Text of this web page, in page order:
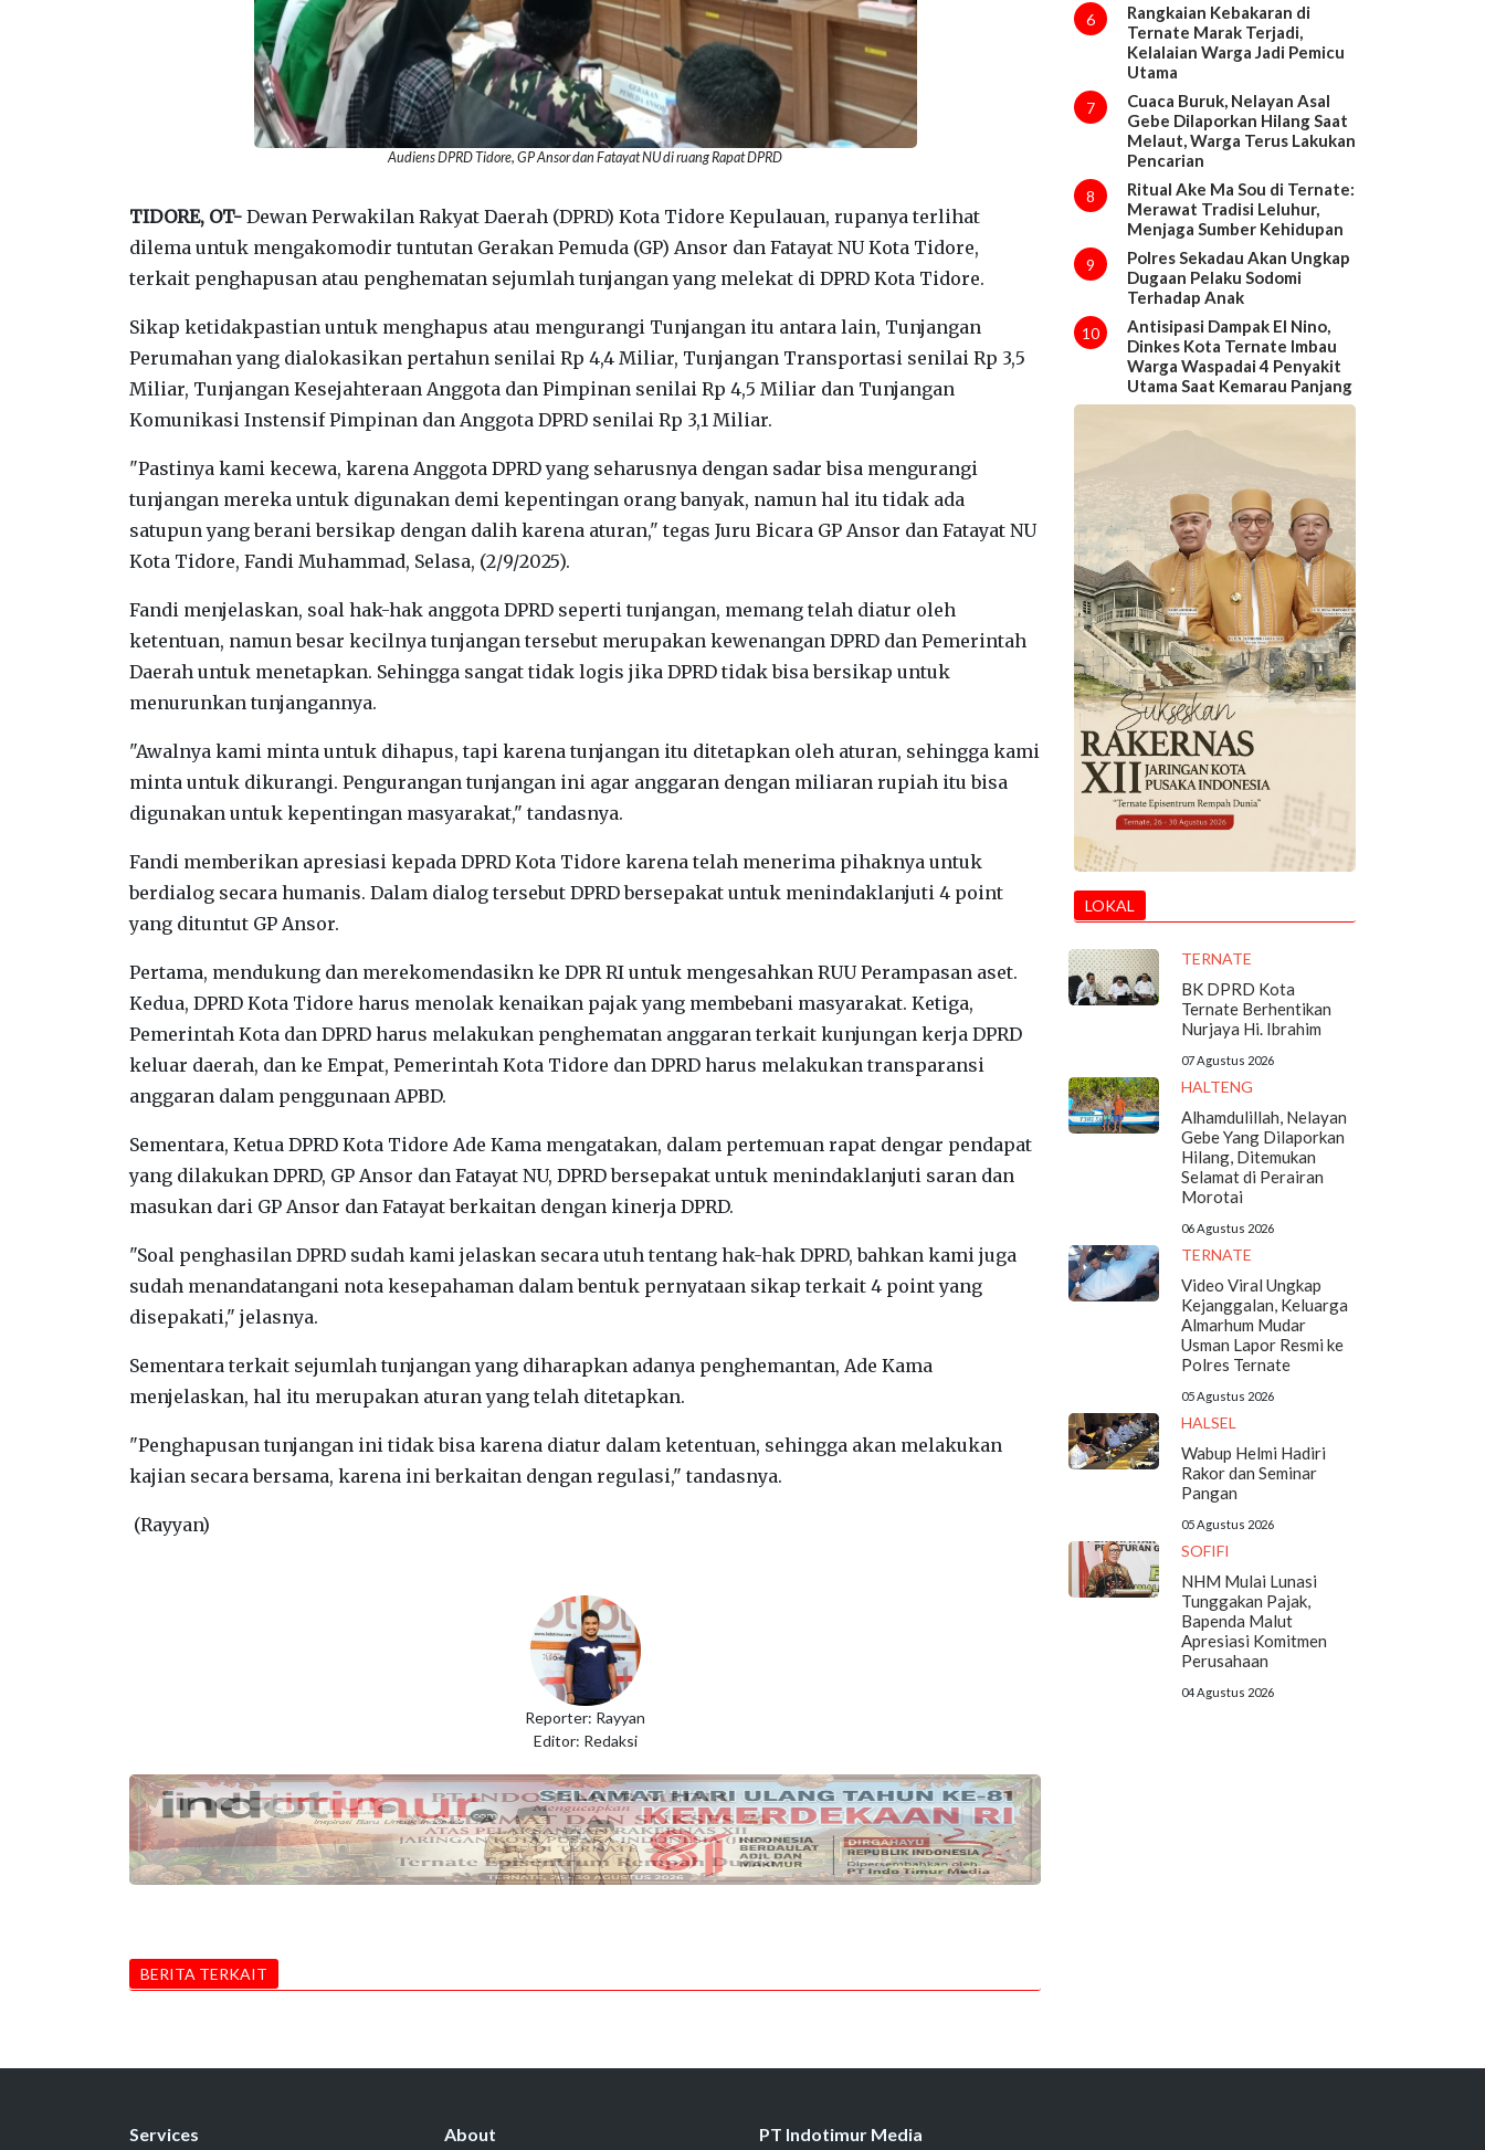
Audiens DPRD Tidore, GP Ansor dan Fatayat NU di ruang Rapat DPRD
TIDORE, OT- Dewan Perwakilan Rakyat Daerah (DPRD) Kota Tidore Kepulauan, rupanya terlihat
dilema untuk mengakomodir tuntutan Gerakan Pemuda (GP) Ansor dan Fatayat NU Kota Tidore,
terkait penghapusan atau penghematan sejumlah tunjangan yang melekat di DPRD Kota Tidore.
Sikap ketidakpastian untuk menghapus atau mengurangi Tunjangan itu antara lain, Tunjangan
Perumahan yang dialokasikan pertahun senilai Rp 4,4 Miliar, Tunjangan Transportasi senilai Rp 3,5
Miliar, Tunjangan Kesejahteraan Anggota dan Pimpinan senilai Rp 4,5 Miliar dan Tunjangan
Komunikasi Instensif Pimpinan dan Anggota DPRD senilai Rp 3,1 Miliar.
"Pastinya kami kecewa, karena Anggota DPRD yang seharusnya dengan sadar bisa mengurangi
tunjangan mereka untuk digunakan demi kepentingan orang banyak, namun hal itu tidak ada
satupun yang berani bersikap dengan dalih karena aturan," tegas Juru Bicara GP Ansor dan Fatayat NU
Kota Tidore, Fandi Muhammad, Selasa, (2/9/2025).
Fandi menjelaskan, soal hak-hak anggota DPRD seperti tunjangan, memang telah diatur oleh
ketentuan, namun besar kecilnya tunjangan tersebut merupakan kewenangan DPRD dan Pemerintah
Daerah untuk menetapkan. Sehingga sangat tidak logis jika DPRD tidak bisa bersikap untuk
menurunkan tunjangannya.
"Awalnya kami minta untuk dihapus, tapi karena tunjangan itu ditetapkan oleh aturan, sehingga kami
minta untuk dikurangi. Pengurangan tunjangan ini agar anggaran dengan miliaran rupiah itu bisa
digunakan untuk kepentingan masyarakat," tandasnya.
Fandi memberikan apresiasi kepada DPRD Kota Tidore karena telah menerima pihaknya untuk
berdialog secara humanis. Dalam dialog tersebut DPRD bersepakat untuk menindaklanjuti 4 point
yang dituntut GP Ansor.
Pertama, mendukung dan merekomendasikn ke DPR RI untuk mengesahkan RUU Perampasan aset.
Kedua, DPRD Kota Tidore harus menolak kenaikan pajak yang membebani masyarakat. Ketiga,
Pemerintah Kota dan DPRD harus melakukan penghematan anggaran terkait kunjungan kerja DPRD
keluar daerah, dan ke Empat, Pemerintah Kota Tidore dan DPRD harus melakukan transparansi
anggaran dalam penggunaan APBD.
Sementara, Ketua DPRD Kota Tidore Ade Kama mengatakan, dalam pertemuan rapat dengar pendapat
yang dilakukan DPRD, GP Ansor dan Fatayat NU, DPRD bersepakat untuk menindaklanjuti saran dan
masukan dari GP Ansor dan Fatayat berkaitan dengan kinerja DPRD.
"Soal penghasilan DPRD sudah kami jelaskan secara utuh tentang hak-hak DPRD, bahkan kami juga
sudah menandatangani nota kesepahaman dalam bentuk pernyataan sikap terkait 4 point yang
disepakati," jelasnya.
Sementara terkait sejumlah tunjangan yang diharapkan adanya penghemantan, Ade Kama
menjelaskan, hal itu merupakan aturan yang telah ditetapkan.
"Penghapusan tunjangan ini tidak bisa karena diatur dalam ketentuan, sehingga akan melakukan
kajian secara bersama, karena ini berkaitan dengan regulasi," tandasnya.
(Rayyan)
Reporter: Rayyan
Editor: Redaksi
BERITA TERKAIT
6
Rangkaian Kebakaran di
Ternate Marak Terjadi,
Kelalaian Warga Jadi Pemicu
Utama
7
Cuaca Buruk, Nelayan Asal
Gebe Dilaporkan Hilang Saat
Melaut, Warga Terus Lakukan
Pencarian
8
Ritual Ake Ma Sou di Ternate:
Merawat Tradisi Leluhur,
Menjaga Sumber Kehidupan
9
Polres Sekadau Akan Ungkap
Dugaan Pelaku Sodomi
Terhadap Anak
10
Antisipasi Dampak El Nino,
Dinkes Kota Ternate Imbau
Warga Waspadai 4 Penyakit
Utama Saat Kemarau Panjang
LOKAL
TERNATE
BK DPRD Kota
Ternate Berhentikan
Nurjaya Hi. Ibrahim
07 Agustus 2026
HALTENG
Alhamdulillah, Nelayan
Gebe Yang Dilaporkan
Hilang, Ditemukan
Selamat di Perairan
Morotai
06 Agustus 2026
TERNATE
Video Viral Ungkap
Kejanggalan, Keluarga
Almarhum Mudar
Usman Lapor Resmi ke
Polres Ternate
05 Agustus 2026
HALSEL
Wabup Helmi Hadiri
Rakor dan Seminar
Pangan
05 Agustus 2026
SOFIFI
NHM Mulai Lunasi
Tunggakan Pajak,
Bapenda Malut
Apresiasi Komitmen
Perusahaan
04 Agustus 2026
Services About PT Indotimur Media